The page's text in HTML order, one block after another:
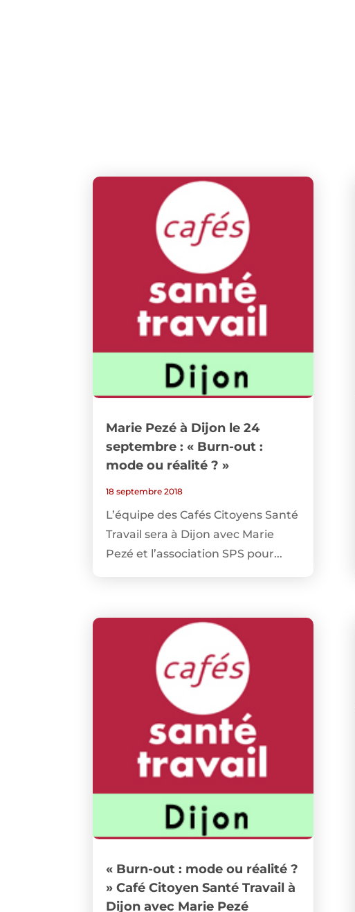
Marie Pezé à Dijon le 24
septembre : « Burn-out :
mode ou réalité ? »
18 septembre 2018
L’équipe des Cafés Citoyens Santé
Travail sera à Dijon avec Marie
Pezé et l’association SPS pour...
« Burn-out : mode ou réalité ?
» Café Citoyen Santé Travail à
Dijon avec Marie Pezé